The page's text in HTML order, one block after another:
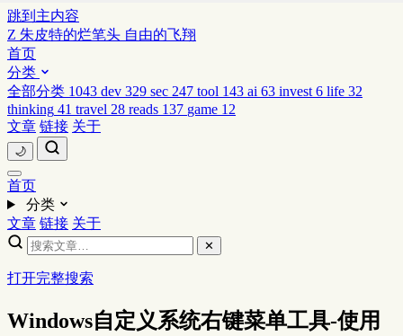
跳到主内容
Z 朱皮特的烂笔头 自由的飞翔
首页
分类
全部分类 1043 dev 329 sec 247 tool 143 ai 63 invest 6 life 32
thinking 41 travel 28 reads 137 game 12
文章 链接 关于
🌙
首页
分类
文章 链接 关于
✕
打开完整搜索
Windows自定义系统右键菜单工具-使用